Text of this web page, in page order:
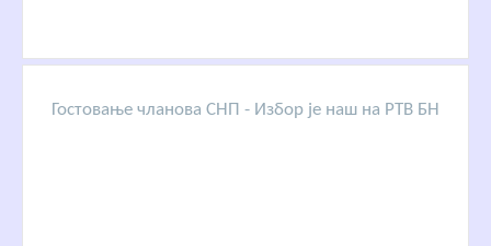
Гостовање чланова СНП - Избор је наш на РТВ БН